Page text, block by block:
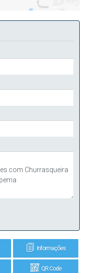
Informações
QR Code